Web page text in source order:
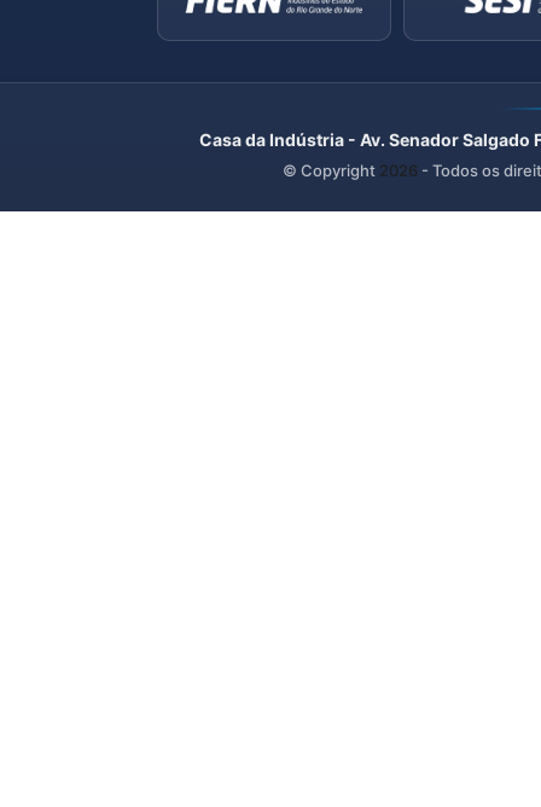
Casa da Indústria - Av. Senador
© Copyright 2026 - Todos os